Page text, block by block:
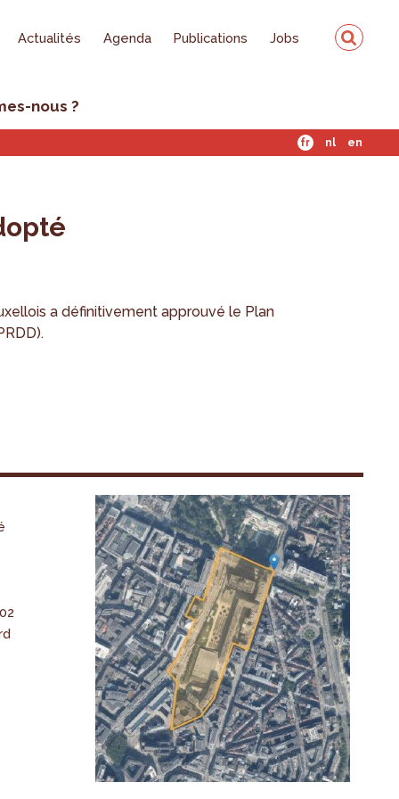
Actualités Agenda Publications Jobs
nous ?
fr nl en
a définitivement approuvé le Plan